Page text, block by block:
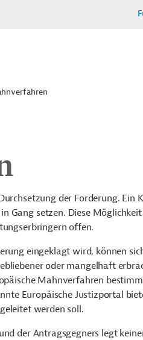
der Forderung. Ein
Gang setzen. Diese
offen.
eingeklagt wird, können
oder mangelhaft
Mahnverfahren
Europäische Justizportal
werden soll.
der Antragsgegners legt